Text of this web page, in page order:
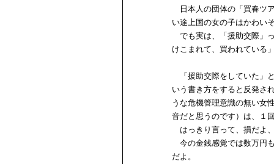
日本人の団体の「買春ツ
い途上国の女の子はかわい
でも実は、「援助交際」
けこまれて、買われている
「援助交際をしていた」
いう書き方をすると反発さ
うな危機管理意識の無い女
音だと思うのです）は、１
はっきり言って、損だよ
今の金銭感覚では数万円
だよ。